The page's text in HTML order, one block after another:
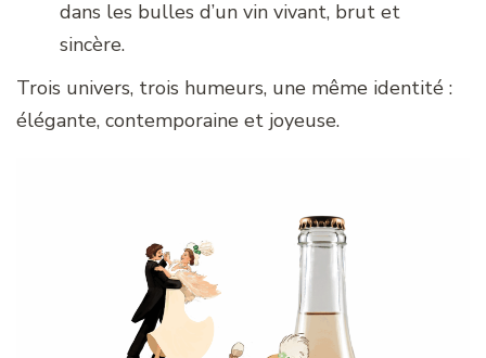
dans les bulles d’un vin vivant, brut et
sincère.
Trois univers, trois humeurs, une même identité :
élégante, contemporaine et joyeuse.